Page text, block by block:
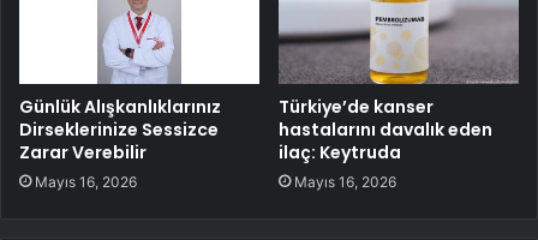
Günlük Alışkanlıklarınız
Dirseklerinize Sessizce
Zarar Verebilir
Mayıs 16, 2026
Türkiye’de kanser
hastalarını davalık eden
ilaç: Keytruda
Mayıs 16, 2026